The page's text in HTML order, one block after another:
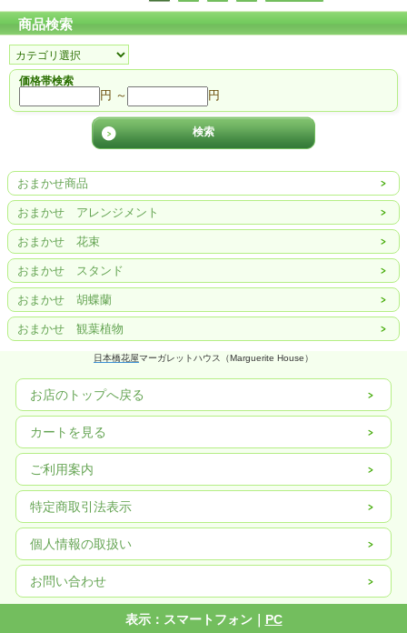
商品検索
価格帯検索
円 ～ 円
おまかせ商品
おまかせ アレンジメント
おまかせ 花束
おまかせ スタンド
おまかせ 胡蝶蘭
おまかせ 観葉植物
日本橋花屋マーガレットハウス（Marguerite House）
お店のトップへ戻る
カートを見る
ご利用案内
特定商取引法表示
個人情報の取扱い
お問い合わせ
表示：スマートフォン｜ PC